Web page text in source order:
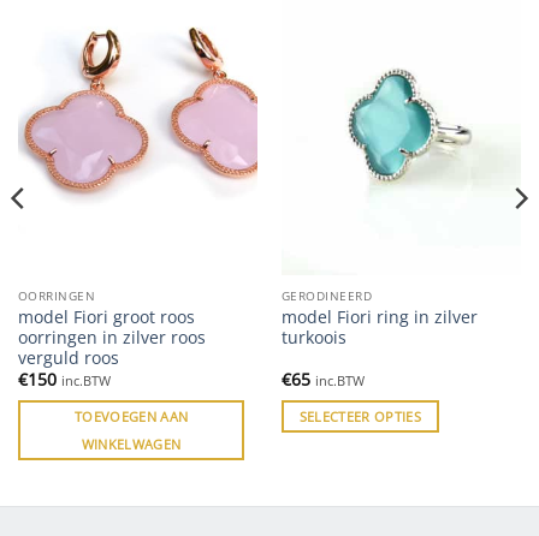
OORRINGEN
model Fiori groot roos
oorringen in zilver roos
verguld roos
€150 inc.BTW
TOEVOEGEN AAN
WINKELWAGEN
GERODINEERD
model Fiori ring in zilver
turkoois
€65 inc.BTW
SELECTEER OPTIES